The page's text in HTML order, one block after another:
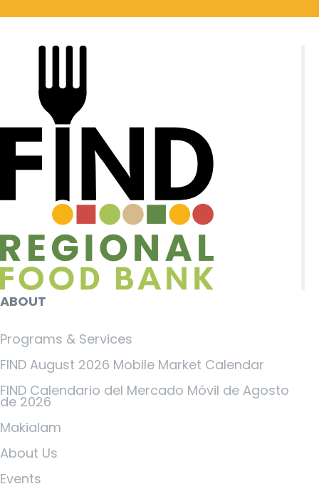
ABOUT
Programs & Services
FIND August 2026 Mobile Market Calendar
FIND Calendario del Mercado Móvil de Agosto
de 2026
Makialam
About Us
Events